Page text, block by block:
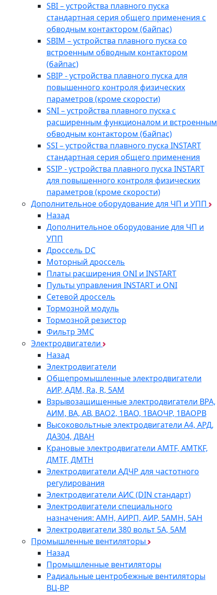
SBI – устройства плавного пуска
стандартная серия общего применения с
обводным контактором (байпас)
SBIM – устройства плавного пуска со
встроенным обводным контактором
(байпас)
SBIP - устройства плавного пуска для
повышенного контроля физических
параметров (кроме скорости)
SNI – устройства плавного пуска с
расширенным функционалом и встроенным
обводным контактором (байпас)
SSI – устройства плавного пуска INSTART
стандартная серия общего применения
SSIP - устройства плавного пуска INSTART
для повышенного контроля физических
параметров (кроме скорости)
Дополнительное оборудование для ЧП и УПП
Назад
Дополнительное оборудование для ЧП и
УПП
Дроссель DC
Моторный дроссель
Платы расширения ONI и INSTART
Пульты управления INSTART и ONI
Сетевой дроссель
Тормозной модуль
Тормозной резистор
Фильтр ЭМС
Электродвигатели
Назад
Электродвигатели
Общепромышленные электродвигатели
АИР, АДМ, Ra, R, 5AM
Взрывозащищенные электродвигатели ВРА,
АИМ, ВА, АВ, ВАO2, 1ВАО, 1ВАОЧР, 1ВАОРВ
Высоковольтные электродвигатели A4, АРД,
ДАЗ04, ДВАН
Крановые электродвигатели AMTF, AMTKF,
ДMTF, ДМТН
Электродвигатели АДЧР для частотного
регулирования
Электродвигатели АИС (DIN стандарт)
Электродвигатели специального
назначения: АМН, АИРП, АИР, 5АМН, 5АН
Электродвигатели 380 вольт 5А, 5АМ
Промышленные вентиляторы
Назад
Промышленные вентиляторы
Радиальные центробежные вентиляторы
ВЦ-ВР